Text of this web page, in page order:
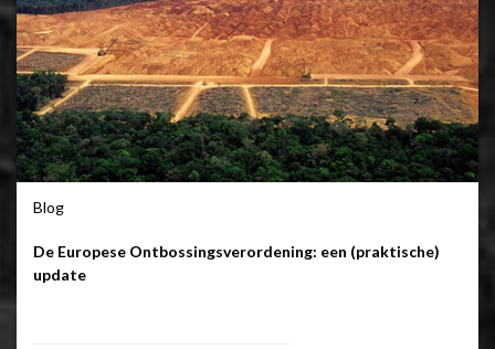
Blog
De Europese Ontbossingsverordening: een (praktische)
update